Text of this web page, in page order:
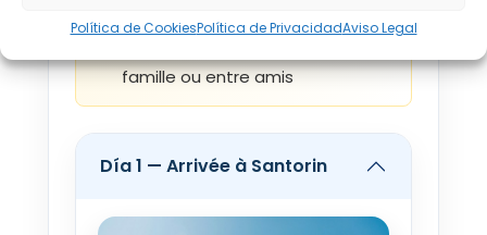
Política de CookiesPolítica de PrivacidadAviso Legal
11 SEP - 20 SEP 2026
13 SEP - 22 SEP 2026
Idéal pour une semaine de
famille ou entre amis
Día 1 — Arrivée à Santorin